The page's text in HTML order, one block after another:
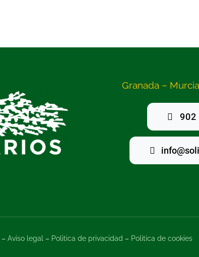
Granada –
902
Aviso legal – Politica de privacidad – Politica de cookies